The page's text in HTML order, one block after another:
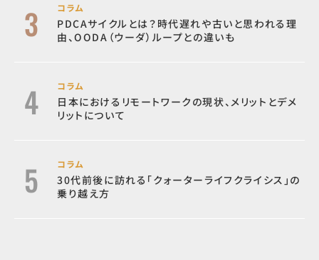
コラム
PDCAサイクルとは？時代遅れや古いと思われる理
由、OODA（ウーダ）ループとの違いも
コラム
日本におけるリモートワークの現状、メリットとデメ
リットについて
コラム
30代前後に訪れる「クォーターライフクライシス」の
乗り越え方